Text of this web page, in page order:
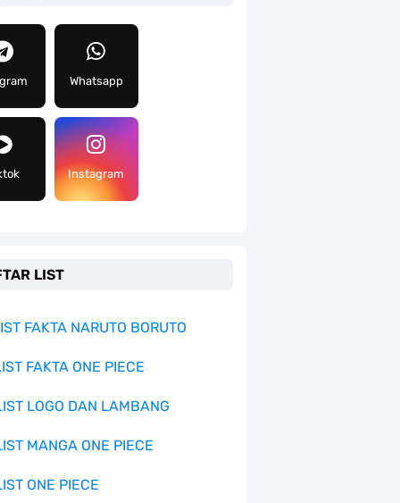
Whatsapp
Instagram
LIST
FAKTA NARUTO BORUTO
FAKTA ONE PIECE
LOGO DAN LAMBANG
MANGA ONE PIECE
ONE PIECE